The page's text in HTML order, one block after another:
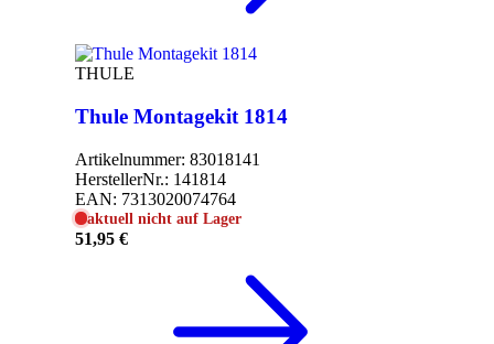
THULE
Thule Montagekit 1814
Artikelnummer: 83018141
HerstellerNr.: 141814
EAN: 7313020074764
aktuell nicht auf Lager
51,95 €